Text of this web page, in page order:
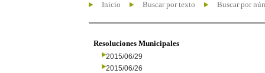
Inicio Buscar por texto Buscar por
Resoluciones Municipales
2015/06/29
2015/06/26